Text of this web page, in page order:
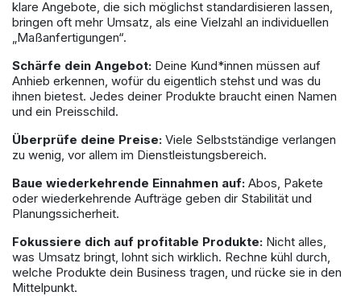
klare Angebote, die sich möglichst standardisieren lassen,
bringen oft mehr Umsatz, als eine Vielzahl an individuellen
„Maßanfertigungen“.
Schärfe dein Angebot: Deine Kund*innen müssen auf
Anhieb erkennen, wofür du eigentlich stehst und was du
ihnen bietest. Jedes deiner Produkte braucht einen Namen
und ein Preisschild.
Überprüfe deine Preise: Viele Selbstständige verlangen
zu wenig, vor allem im Dienstleistungsbereich.
Baue wiederkehrende Einnahmen auf: Abos, Pakete
oder wiederkehrende Aufträge geben dir Stabilität und
Planungssicherheit.
Fokussiere dich auf profitable Produkte: Nicht alles,
was Umsatz bringt, lohnt sich wirklich. Rechne kühl durch,
welche Produkte dein Business tragen, und rücke sie in den
Mittelpunkt.